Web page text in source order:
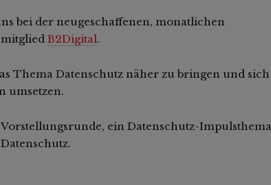
bei der neugeschaffenen, monatlichen
B2Digital.
Thema Datenschutz näher zu bringen und sich
umsetzen.
ein Datenschutz-Impulsthema